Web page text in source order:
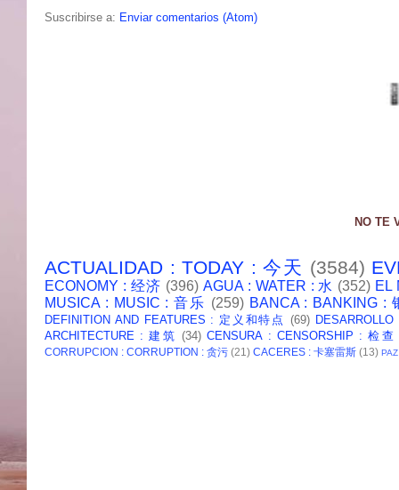
Suscribirse a: Enviar comentarios (Atom)
NO TE
ACTUALIDAD : TODAY : 今天 (3584)
ECONOMY : 经济 (396) AGUA : WATER : 水 (352) EL
MUSICA : MUSIC : 音乐 (259) BANCA : BANKING :
DEFINITION AND FEATURES : 定义和特点 (69)
ARCHITECTURE : 建筑 (34) CENSURA : CENSORSHIP : 检查
CORRUPCION : CORRUPTION : 贪污 (21) CACERES : 卡塞雷斯 (13)